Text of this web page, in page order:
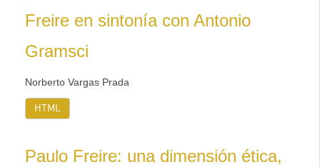
Freire en sintonía con Antonio
Gramsci
Norberto Vargas Prada
HTML
Paulo Freire: una dimensión ética,